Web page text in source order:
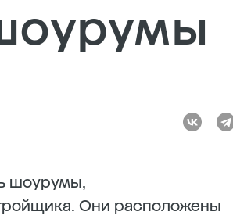
шоурумы,
Они расположены